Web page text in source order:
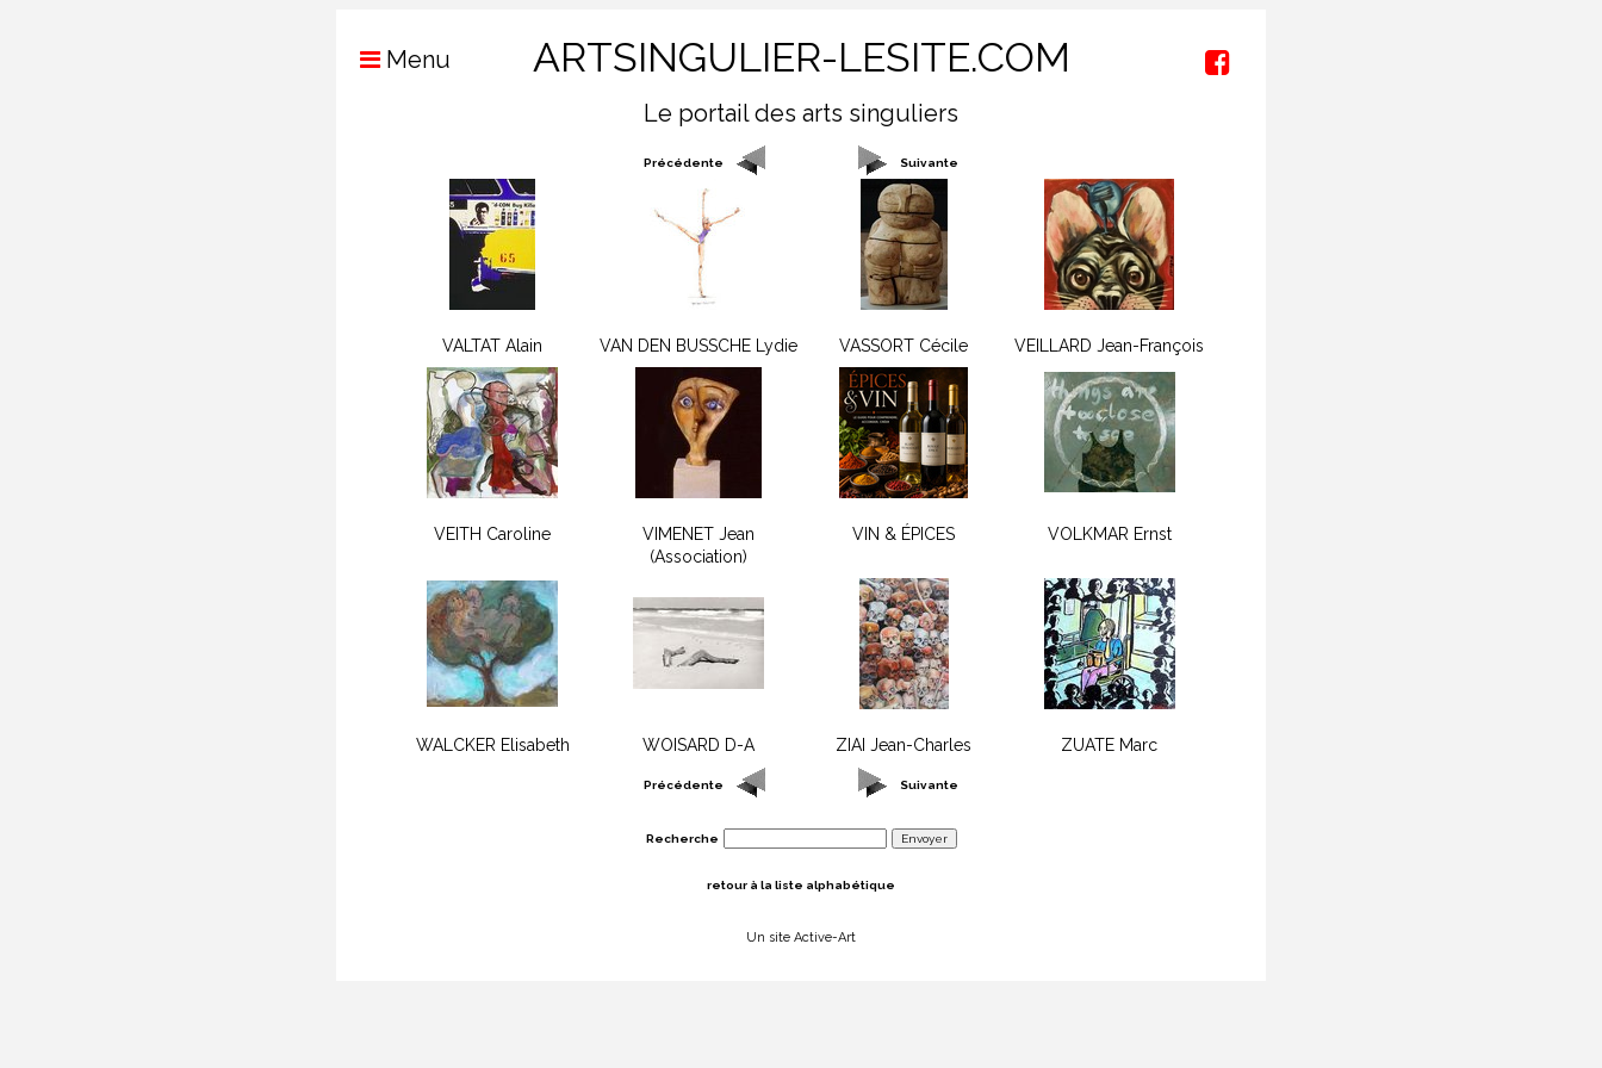
Menu ARTSINGULIER-LESITE.COM
Le portail des arts singuliers
Précédente Suivante
VALTAT Alain VAN DEN BUSSCHE Lydie VASSORT Cécile VEILLARD Jean-François
VEITH Caroline
VIMENET Jean
(Association)
VIN & ÉPICES VOLKMAR Ernst
WALCKER Elisabeth WOISARD D-A ZIAI Jean-Charles ZUATE Marc
Précédente Suivante
Recherche
retour à la liste alphabétique
Un site Active-Art